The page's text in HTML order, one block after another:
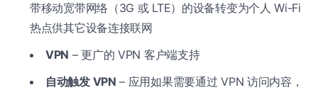
带移动宽带网络（3G 或 LTE）的设备转变为个人 Wi-Fi
热点供其它设备连接联网
VPN – 更广的 VPN 客户端支持
自动触发 VPN – 应用如果需要通过 VPN 访问内容，